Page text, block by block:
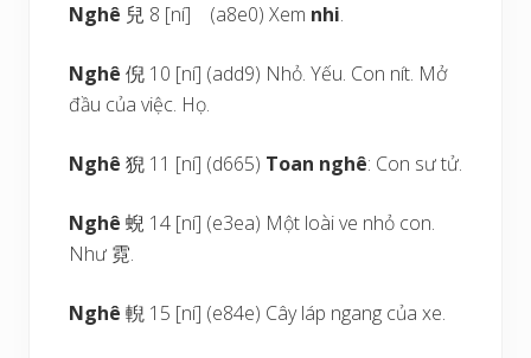
Nghê 兒 8 [ní] (a8e0) Xem nhi.
Nghê倪 10 [ní] (add9) Nhỏ. Yếu. Con nít. Mở
đầu của việc. Họ.
Nghê 猊 11 [ní] (d665) Toan nghê: Con sư tử.
Nghê 蜺 14 [ní] (e3ea) Một loài ve nhỏ con.
Như 霓.
Nghê 輗 15 [ní] (e84e) Cây láp ngang của xe.